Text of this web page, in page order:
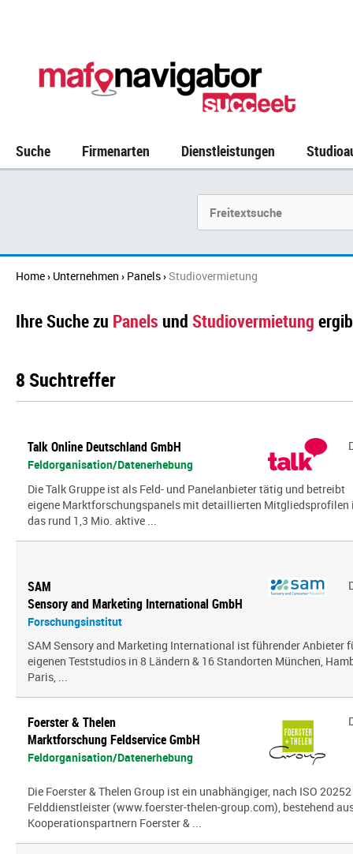
Suche Firmenarten Dienstleistungen
Home› Unternehmen › Panels›Studiovermietung
Ihre Suche zu Panels und Studiovermietung
8 Suchtreffer
Talk Online Deutschland GmbH
Feldorganisation/Datenerhebung
Die Talk Gruppe ist als Feld- und Panelanbieter tätig und betreibt
eigene Marktforschungspanels mit detaillierten Mitgliedsprofilen
das rund 1,3 Mio. aktive ...
SAM
Sensory and Marketing International GmbH
Forschungsinstitut
SAM Sensory and Marketing International ist führender Anbieter
eigenen Teststudios in 8 Ländern & 16 Standorten München,
Paris, ...
Foerster & Thelen
Marktforschung Feldservice GmbH
Feldorganisation/Datenerhebung
Die Foerster & Thelen Group ist ein unabhängiger, nach ISO
Felddienstleister (www.foerster-thelen-group.com), bestehend
Kooperationspartnern Foerster & ...